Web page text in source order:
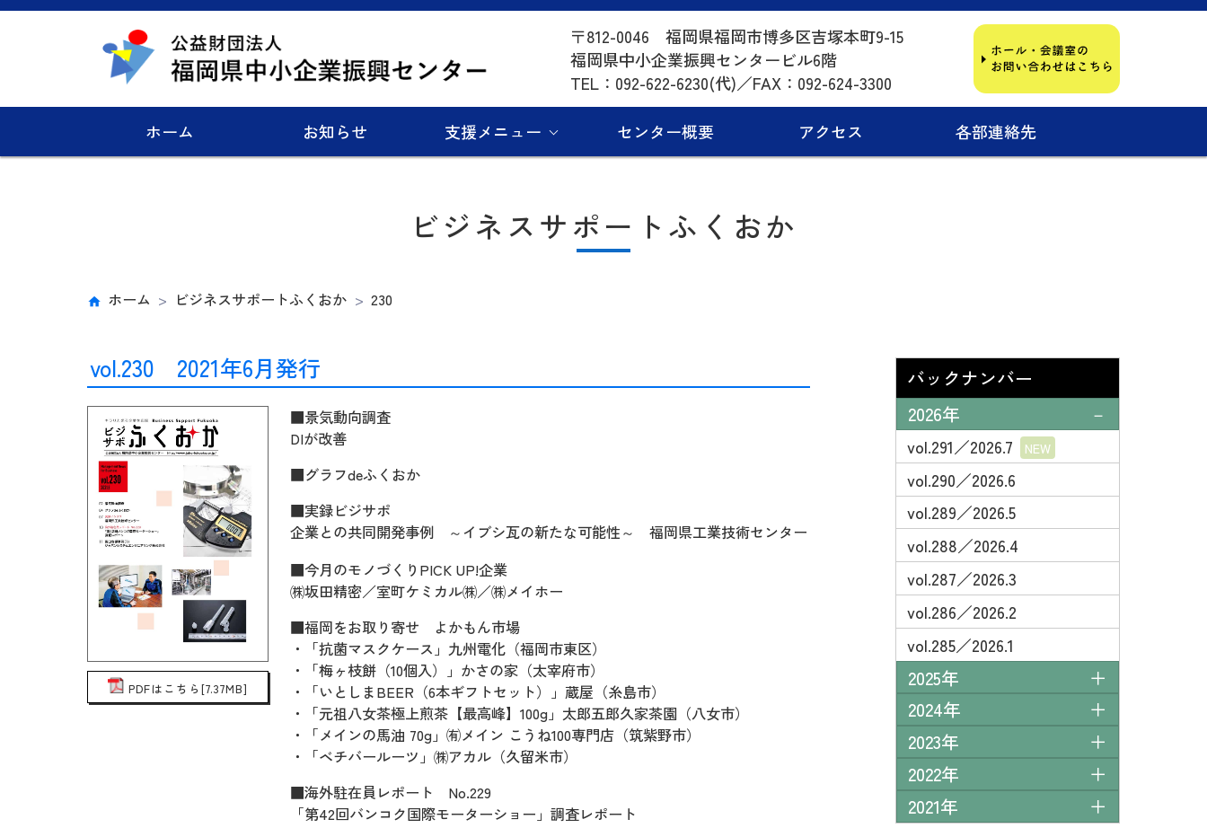
〒812-0046 福岡県福岡市博多区吉塚本町9-15
福岡県中小企業振興センタービル6階
TEL：092-622-6230(代)／FAX：092-624-3300
ホーム お知らせ 支援メニュー センター概要 アクセス 各部連絡先
ビジネスサポートふくおか
ホーム ビジネスサポートふくおか 230
vol.230 2021年6月発行
PDFはこちら[7.37MB]
■景気動向調査
DIが改善
■グラフdeふくおか
■実録ビジサポ
企業との共同開発事例 ～イブシ瓦の新たな可能性～ 福岡県工業技術センター
■今月のモノづくりPICK UP!企業
㈱坂田精密／室町ケミカル㈱／㈱メイホー
■福岡をお取り寄せ よかもん市場
・「抗菌マスクケース」九州電化（福岡市東区）
・「梅ヶ枝餅（10個入）」かさの家（太宰府市）
・「いとしまBEER（6本ギフトセット）」蔵屋（糸島市）
・「元祖八女茶極上煎茶【最高峰】100g」太郎五郎久家茶園（八女市）
・「メインの馬油 70g」㈲メイン こうね100専門店（筑紫野市）
・「ベチバールーツ」㈱アカル（久留米市）
■海外駐在員レポート No.229
「第42回バンコク国際モーターショー」調査レポート
バックナンバー
2026年
vol.291／2026.7
vol.290／2026.6
vol.289／2026.5
vol.288／2026.4
vol.287／2026.3
vol.286／2026.2
vol.285／2026.1
2025年
2024年
2023年
2022年
2021年